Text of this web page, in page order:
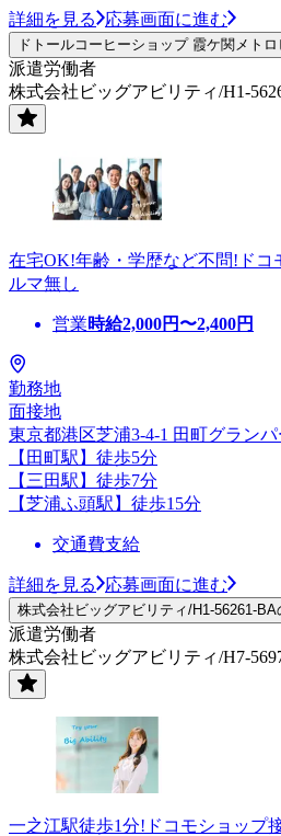
詳細を見る 応募画面に進む
ドトールコーヒーショップ 霞ケ関メト
派遣労働者
株式会社ビッグアビリティ/H1-
在宅OK!年齢・学歴など不問!ドコ
ルマ無し
営業時給2,000円〜2,400円
勤務地
面接地
東京都港区芝浦3-4-1 田町グラン
【田町駅】徒歩5分
【三田駅】徒歩7分
【芝浦ふ頭駅】徒歩15分
交通費支給
詳細を見る 応募画面に進む
株式会社ビッグアビリティ/H1-56261-
派遣労働者
株式会社ビッグアビリティ/H7-
一之江駅徒歩1分!ドコモショップ